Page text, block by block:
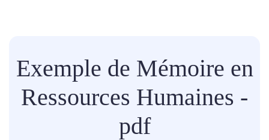
Exemple de Mémoire en
Ressources Humaines -
pdf